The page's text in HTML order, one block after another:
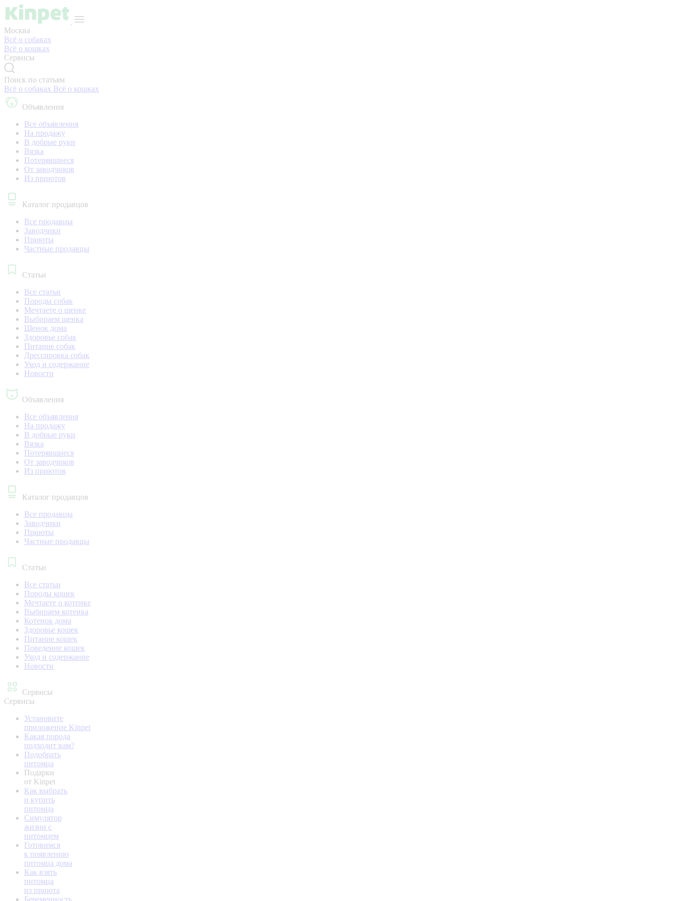
Москва
Всё о собаках
Всё о кошках
Сервисы
Поиск по статьям
Всё о собаках Всё о кошках
Объявления
Все объявления
На продажу
В добрые руки
Вязка
Потерявшиеся
От заводчиков
Из приютов
Каталог продавцов
Все продавцы
Заводчики
Приюты
Частные продавцы
Статьи
Все статьи
Породы собак
Мечтаете о щенке
Выбираем щенка
Щенок дома
Здоровье собак
Питание собак
Дрессировка собак
Уход и содержание
Новости
Объявления
Все объявления
На продажу
В добрые руки
Вязка
Потерявшиеся
От заводчиков
Из приютов
Каталог продавцов
Все продавцы
Заводчики
Приюты
Частные продавцы
Статьи
Все статьи
Породы кошек
Мечтаете о котенке
Выбираем котенка
Котенок дома
Здоровье кошек
Питание кошек
Поведение кошек
Уход и содержание
Новости
Сервисы
Сервисы
Установите
приложение Kinpet
Какая порода
подходит вам?
Подобрать
питомца
Подарки
от Kinpet
Как выбрать
и купить
питомца
Симулятор
жизни с
питомцем
Готовимся
к появлению
питомца дома
Как взять
питомца
из приюта
Беременность